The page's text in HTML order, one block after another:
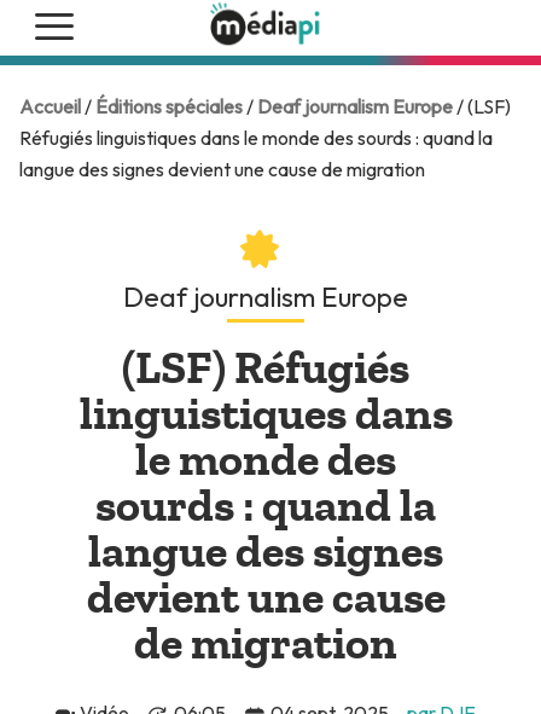
Accueil/ Éditions spéciales/ Deaf journalism Europe/ (LSF)
Réfugiés linguistiques dans le monde des sourds : quand la
langue des signes devient une cause de migration
Deaf journalism Europe
(LSF) Réfugiés
linguistiques dans
le monde des
sourds : quand la
langue des signes
devient une cause
de migration